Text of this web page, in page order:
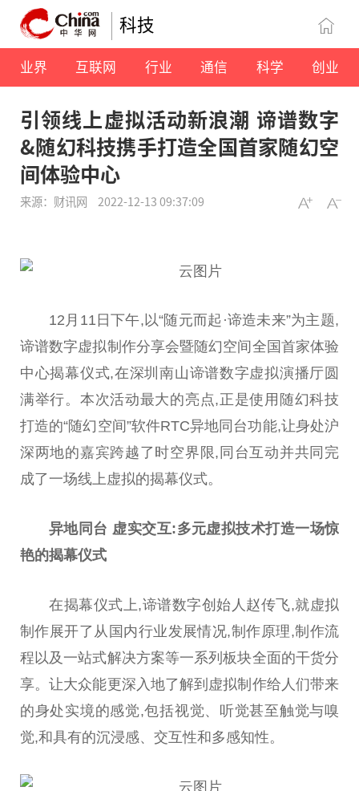
科技
业界 互联网 行业 通信 科学 创业
引领线上虚拟活动新浪潮 谛谱数字
&随幻科技携手打造全国首家随幻空
间体验中心
来源：财讯网 2022-12-13 09:37:09
12月11日下午,以“随元而起·谛造未来”为主题,
谛谱数字虚拟制作分享会暨随幻空间全国首家体验
中心揭幕仪式,在深圳南山谛谱数字虚拟演播厅圆
满举行。本次活动最大的亮点,正是使用随幻科技
打造的“随幻空间”软件RTC异地同 台功能,让身处沪
深两地的嘉宾跨越了时空界限,同 台互动并共同完
成了一场线上虚拟的揭幕仪式。
异地同 台 虚实交互:多元虚拟技术打造一场惊
艳的揭幕仪式
在揭幕仪式上,谛谱数字创始人赵传飞,就虚拟
制作展开了从国内行业发展情况,制作原理,制作流
程以及一站式解决方案等一系列板块全面的干货分
享。让大众能更深入地了解到虚拟制作给人们带来
的身处实境的感觉,包括视觉、听觉甚至触觉与嗅
觉,和具有的沉浸感、交互性和多感知性。